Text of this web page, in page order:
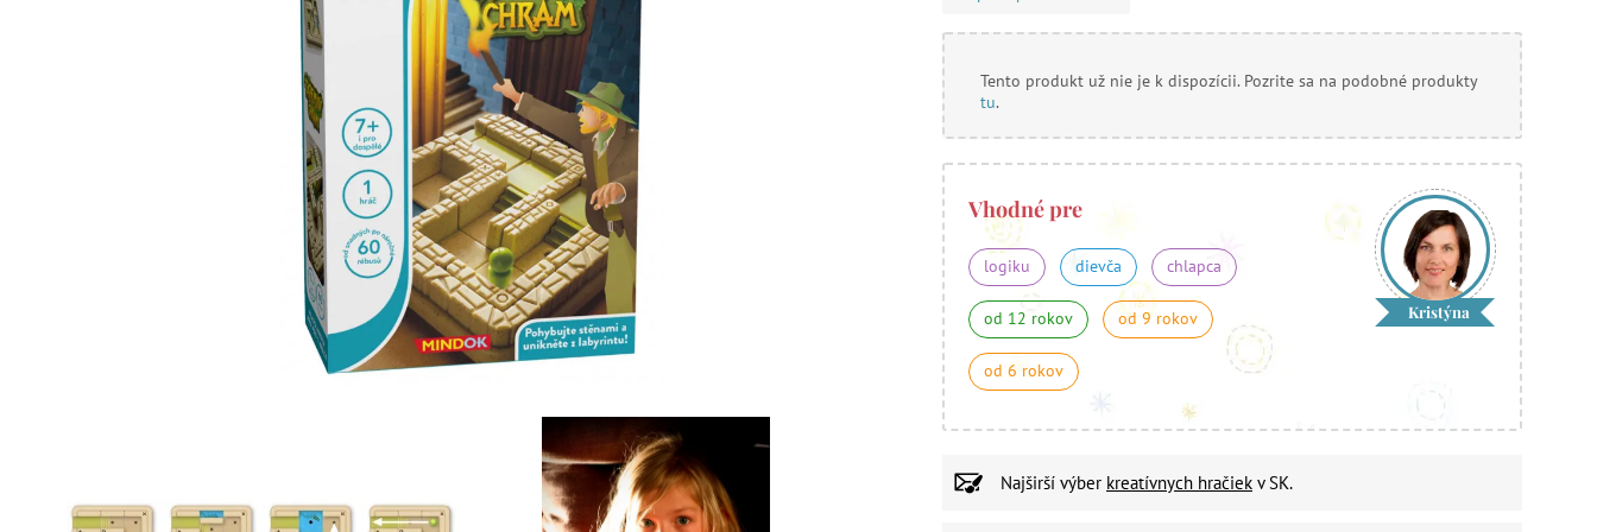
Tento produkt už nie je k dispozícii. Pozrite sa na podobné produkty
tu.
Vhodné pre
logiku dievča chlapca
od 12 rokov od 9 rokov
od 6 rokov
Kristýna
Najširší výber kreatívnych hračiek v SK.